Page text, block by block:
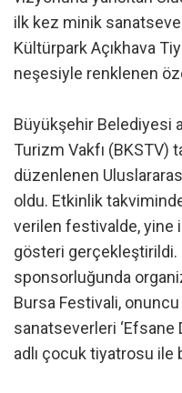
ilk kez minik
Kültürpark Açıkhava
neşesiyle renklenen
Büyükşehir Belediyesi
Turizm Vakfı (BKSTV)
düzenlenen
oldu. Etkinlik
verilen festivalde, yine
gösteri gerçekleştirildi.
sponsorluğunda
Bursa Festivali,
sanatseverleri ‘Efsane
adlı çocuk tiyatrosu ile